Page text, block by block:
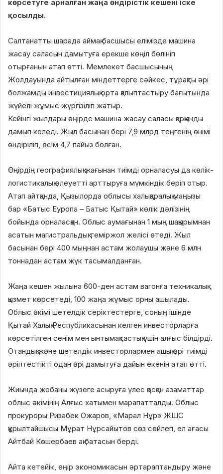
көрсетуге арналған жаңа өндірістік кешені іске
қосылды.
Салтанатты шарада аймақ басшысы елімізде машина
жасау саласын дамытуға ерекше көңіл бөлініп
отырғанын атап өтті. Мемлекет басшысының
Жолдауында айтылған міндеттерге сәйкес, тұрақты әрі
болжамды инвестициялық орта қалыптастыру бағытында
жүйелі жұмыс жүргізіліп жатыр.
Кейінгі жылдары өңірде машина жасау саласы қарқынды
дамып келеді. Жыл басынан бері 7,9 млрд теңгенің өнімі
өндіріліп, өсім 4,7 пайыз болған.
Өңірдің географиялық жағынан тиімді орналасуы да көлік-
логистикалық әлеуетті арттыруға мүмкіндік беріп отыр.
Атап айтқанда, Қызылорда облысы халықаралық маңызы
бар «Батыс Еуропа – Батыс Қытай» көлік дәлізінің
бойында орналасқан. Облыс аумағынан 1 мың шақырымнан
асатын магистральдық теміржол желісі өтеді. Жыл
басынан бері 400 мыңнан астам жолаушы және 6 млн
тоннадан астам жүк тасымалданған.
Жаңа кешен жылына 600-ден астам вагонға техникалық
қызмет көрсетеді, 100 жаңа жұмыс орны ашылады.
Облыс әкімі шетелдік серіктестерге, соның ішінде
Қытай Халық Республикасынан келген инвесторларға
көрсетілген сенім мен ынтымақтастық үшін алғыс білдірді.
Отандық және шетелдік инвесторлармен ашық әрі тиімді
әріптестікті одан әрі дамытуға дайын екенін атап өтті.
Жиында жобаны жүзеге асыруға үлес қосқан азаматтар
облыс әкімінің Алғыс хатымен марапатталды. Облыс
прокуроры Ризабек Ожаров, «Марал Нұр» ЖШС
құрылтайшысы Мұрат Нұрсайытов сөз сөйлеп, ел ағасы
Айтбай Көшербаев ақ батасын берді.
Айта кетейік, өңір экономикасын әртараптандыру және